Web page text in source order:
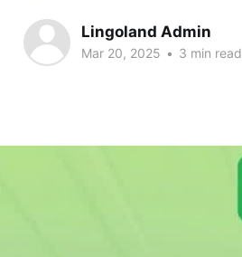
Lingoland Admin
Mar 20, 2025 • 3 min read